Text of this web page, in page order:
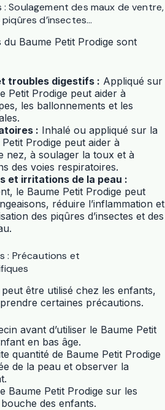
Soulagement des maux de ventre,
d’insectes…
du Baume Petit Prodige sont
troubles digestifs : Appliqué sur
Petit Prodige peut aider à
les ballonnements et les
: Inhalé ou appliqué sur la
Prodige peut aider à
nez, à soulager la toux et à
des voies respiratoires.
et irritations de la peau :
le Baume Petit Prodige peut
réduire l’inflammation et
des piqûres d’insectes et des
: Précautions et
être utilisé chez les enfants,
certaines précautions.
avant d’utiliser le Baume Petit
en bas âge.
quantité de Baume Petit Prodige
de la peau et observer la
Baume Petit Prodige sur les
des enfants.